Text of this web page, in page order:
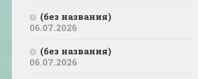
(без названия)
06.07.2026
(без названия)
06.07.2026